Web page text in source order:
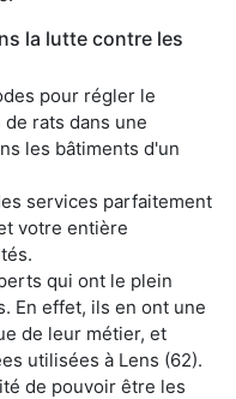
la lutte contre les
pour régler le
rats dans une
les bâtiments d'un
services parfaitement
votre entière
qui ont le plein
En effet, ils en ont une
de leur métier, et
utilisées à Lens (62).
de pouvoir être les